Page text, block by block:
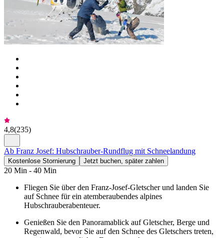
4,8(235)
Ab Franz Josef: Hubschrauber-Rundflug mit Schneelandung
Kostenlose Stornierung Jetzt buchen, später zahlen
20 Min - 40 Min
Fliegen Sie über den Franz-Josef-Gletscher und landen Sie
auf Schnee für ein atemberaubendes alpines
Hubschrauberabenteuer.
Genießen Sie den Panoramablick auf Gletscher, Berge und
Regenwald, bevor Sie auf den Schnee des Gletschers treten,